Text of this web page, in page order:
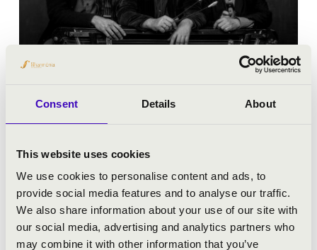
Consent Details About
This website uses cookies
We use cookies to personalise content and ads, to
provide social media features and to analyse our traffic.
We also share information about your use of our site with
our social media, advertising and analytics partners who
may combine it with other information that you’ve
2022.09.09. - péntek 21:00
CSAPJUNK A HÚROK KÖZÉ!
Jegyár: Ingyenes!
Fesztivál koncert